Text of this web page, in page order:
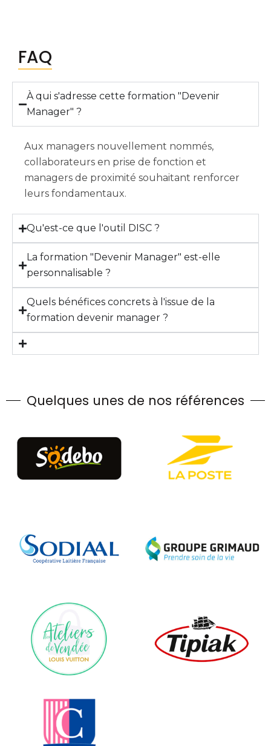
FAQ
À qui s'adresse cette formation "Devenir
Manager" ?
Aux managers nouvellement nommés,
collaborateurs en prise de fonction et
managers de proximité souhaitant renforcer
leurs fondamentaux.
Qu'est-ce que l'outil DISC ?
La formation "Devenir Manager" est-elle
personnalisable ?
Quels bénéfices concrets à l'issue de la
formation devenir manager ?
Quelques unes de nos références